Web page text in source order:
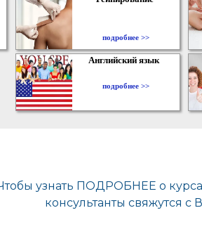
подробнее >>
Английский язык
подробнее >>